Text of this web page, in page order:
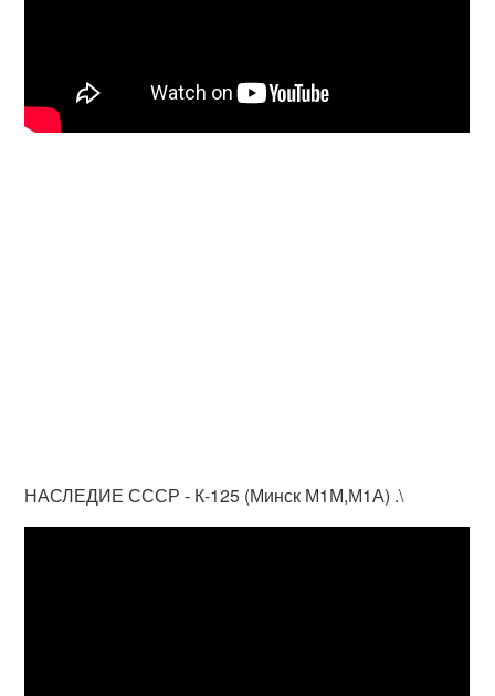
НАСЛЕДИЕ СССР - К-125 (Минск М1М,М1А) .\